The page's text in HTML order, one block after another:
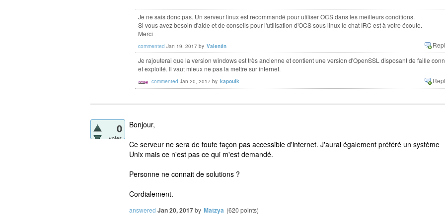
Je ne sais donc pas. Un serveur linux est recommandé pour utiliser OCS dans les meilleurs conditions.
Si vous avez besoin d'aide et de conseils pour l'utilisation d'OCS sous linux le chat IRC est à votre écoute.
Merci
commented Jan 19, 2017 by Valentin
Je rajouterai que la version windows est très ancienne et contient une version d'OpenSSL disposant de faille
et exploité. Il vaut mieux ne pas la mettre sur internet.
commented Jan 20, 2017 by kapouik
0
votes
Bonjour,
Ce serveur ne sera de toute façon pas accessible d'internet. J'aurai également préféré un système
Unix mais ce n'est pas ce qui m'est demandé.
Personne ne connait de solutions ?
Cordialement.
answered Jan 20, 2017by Matzya (620 points)